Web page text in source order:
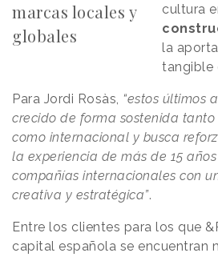
marcas locales y
globales
cultura
la
tangible
Para Jordi Rosàs, “estos últimos
crecido de forma sostenida
como internacional y busca
la experiencia de más de 15
compañías internacionales con
creativa y estratégica”.
Entre los clientes para los que
capital española se encuentran